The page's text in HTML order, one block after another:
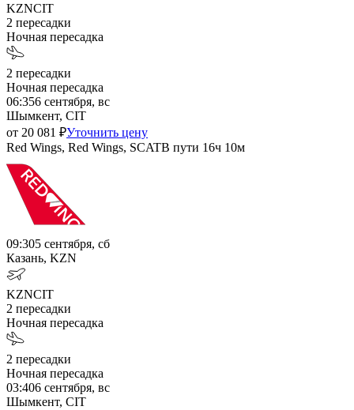
KZNCIT
2 пересадки
Ночная пересадка
2 пересадки
Ночная пересадка
06:356 сентября, вс
Шымкент, CIT
от 20 081 ₽Уточнить цену
Red Wings, Red Wings, SCATВ пути 16ч 10м
09:305 сентября, сб
Казань, KZN
KZNCIT
2 пересадки
Ночная пересадка
2 пересадки
Ночная пересадка
03:406 сентября, вс
Шымкент, CIT